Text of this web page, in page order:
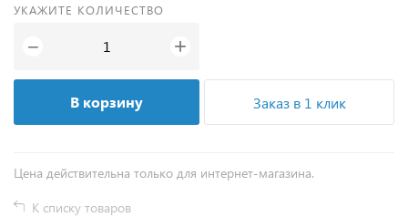
УКАЖИТЕ КОЛИЧЕСТВО
− +
В корзину Заказ в 1 клик
Цена действительна только для интернет-магазина.
К списку товаров